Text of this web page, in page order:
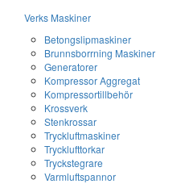
Verks Maskiner
Betongslipmaskiner
Brunnsborrning Maskiner
Generatorer
Kompressor Aggregat
Kompressortillbehör
Krossverk
Stenkrossar
Tryckluftmaskiner
Trycklufttorkar
Tryckstegrare
Varmluftspannor